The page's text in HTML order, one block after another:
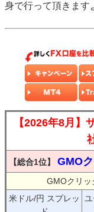
身で行って頂きます
【2026年8月】
【総合1位】 GMO
GMOクリッ
米ドル/円 スプレッ